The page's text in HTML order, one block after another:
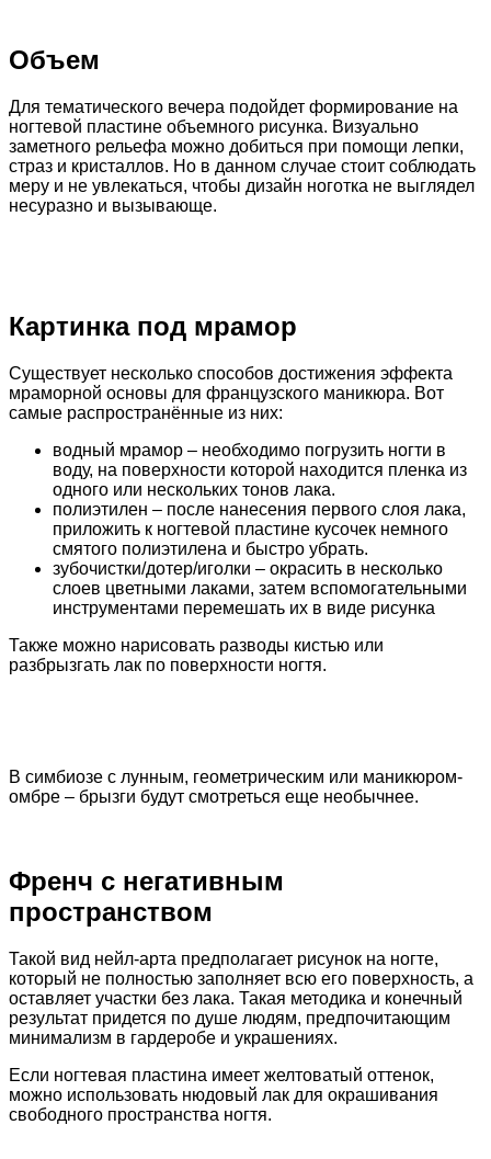
Объем
Для тематического вечера подойдет формирование на
ногтевой пластине объемного рисунка. Визуально
заметного рельефа можно добиться при помощи лепки,
страз и кристаллов. Но в данном случае стоит соблюдать
меру и не увлекаться, чтобы дизайн ноготка не выглядел
несуразно и вызывающе.
Картинка под мрамор
Существует несколько способов достижения эффекта
мраморной основы для французского маникюра. Вот
самые распространённые из них:
водный мрамор – необходимо погрузить ногти в
воду, на поверхности которой находится пленка из
одного или нескольких тонов лака.
полиэтилен – после нанесения первого слоя лака,
приложить к ногтевой пластине кусочек немного
смятого полиэтилена и быстро убрать.
зубочистки/дотер/иголки – окрасить в несколько
слоев цветными лаками, затем вспомогательными
инструментами перемешать их в виде рисунка
Также можно нарисовать разводы кистью или
разбрызгать лак по поверхности ногтя.
В симбиозе с лунным, геометрическим или маникюром-
омбре – брызги будут смотреться еще необычнее.
Френч с негативным
пространством
Такой вид нейл-арта предполагает рисунок на ногте,
который не полностью заполняет всю его поверхность, а
оставляет участки без лака. Такая методика и конечный
результат придется по душе людям, предпочитающим
минимализм в гардеробе и украшениях.
Если ногтевая пластина имеет желтоватый оттенок,
можно использовать нюдовый лак для окрашивания
свободного пространства ногтя.